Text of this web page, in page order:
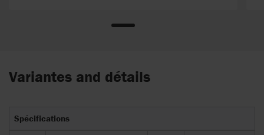
Variantes and détails
Spécifications